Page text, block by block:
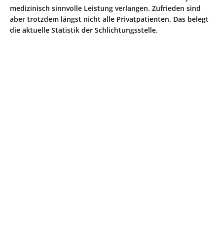
medizinisch sinnvolle Leistung verlangen. Zufrieden sind
aber trotzdem längst nicht alle Privatpatienten. Das belegt
die aktuelle Statistik der Schlichtungsstelle.